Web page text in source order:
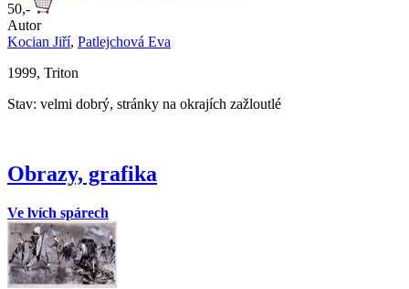
50,-
Autor
Kocian Jiří, Patlejchová Eva
1999, Triton
Stav: velmi dobrý, stránky na okrajích zažloutlé
Obrazy, grafika
Ve lvích spárech